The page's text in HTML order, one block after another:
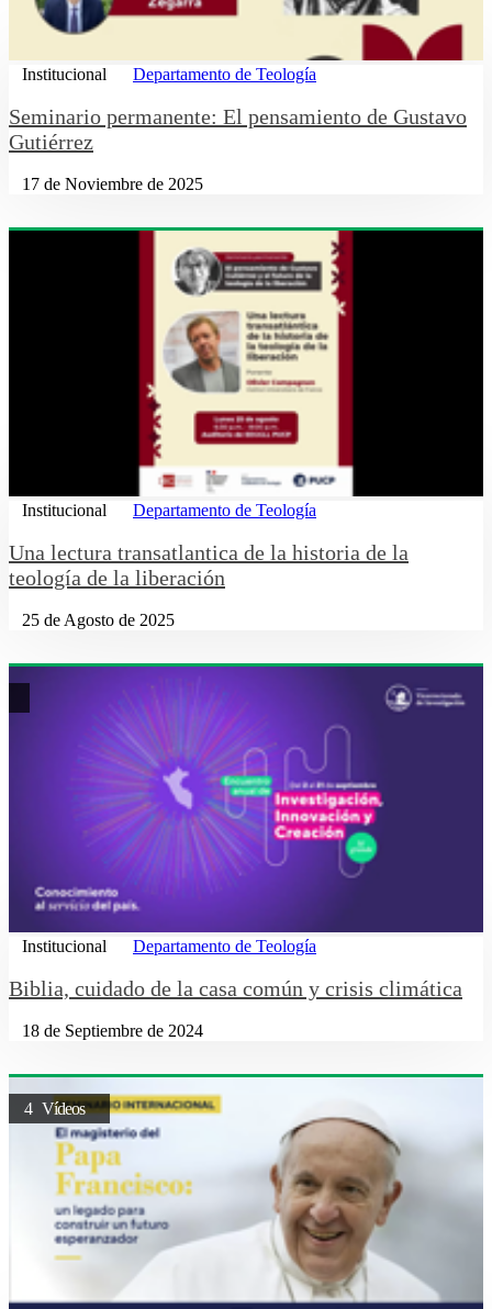
Institucional Departamento de Teología
Seminario permanente: El pensamiento de Gustavo
Gutiérrez
17 de Noviembre de 2025
Institucional Departamento de Teología
Una lectura transatlantica de la historia de la
teología de la liberación
25 de Agosto de 2025
Institucional Departamento de Teología
Biblia, cuidado de la casa común y crisis climática
18 de Septiembre de 2024
4 Vídeos